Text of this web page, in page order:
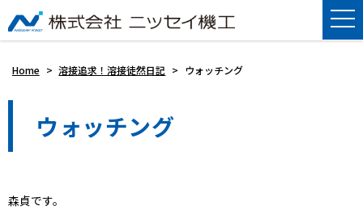
Home > 溶接追求！溶接徒然日記 > ウォッチング
ウォッチング
森貞です。